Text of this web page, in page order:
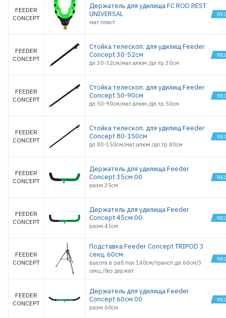
FEEDER
CONCEPT
Держатель для удилища FC ROD REST
UNIVERSAL
мат.пласт.
FEEDER
CONCEPT
Стойка телескоп. для удилищ Feeder
Concept 30-52см
дл.30-52см/мат.алюм./дл.тр.30см
FEEDER
CONCEPT
Стойка телескоп. для удилищ Feeder
Concept 50-90см
дл.50-90см/мат.алюм./дл.тр.50см
FEEDER
CONCEPT
Стойка телескоп. для удилищ Feeder
Concept 80-150см
дл.80-150см/мат.алюм./дл.тр.80см
FEEDER
CONCEPT
Держатель для удилища Feeder
Concept 35см 00
разм.35см
FEEDER
CONCEPT
Держатель для удилища Feeder
Concept 45см 00
разм.45см
FEEDER
CONCEPT
Подставка Feeder Concept TRIPOD 3
секц. 60см
высота в раб.пол.140см/трансп.дл.60см/3
секц./без держат.
FEEDER
CONCEPT
Держатель для удилища Feeder
Concept 60см 00
разм.60см